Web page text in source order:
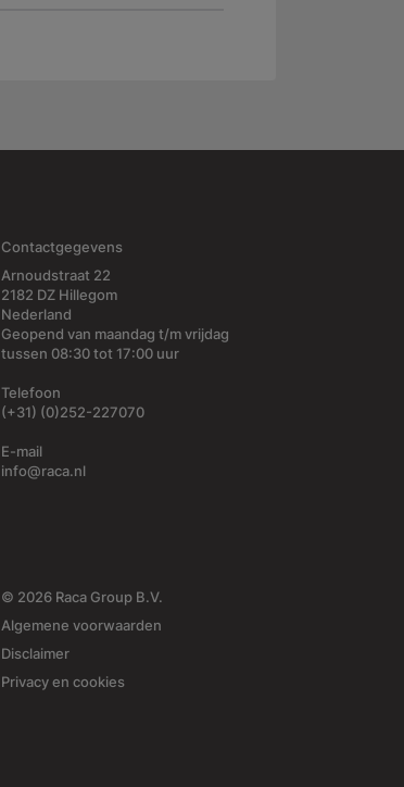
Contactgegevens
Arnoudstraat 22
2182 DZ Hillegom
Nederland
Geopend van maandag t/m vrijdag
tussen 08:30 tot 17:00 uur
Telefoon
(+31) (0)252-227070
E-mail
info@raca.nl
© 2026 Raca Group B.V.
Algemene voorwaarden
Disclaimer
Privacy en cookies